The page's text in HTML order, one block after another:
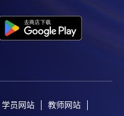
学员网站 教师网站